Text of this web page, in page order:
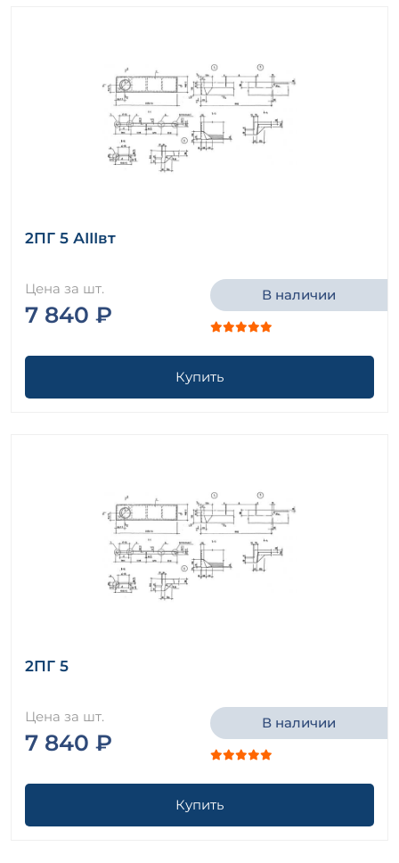
2ПГ 5 АIIIвт
Цена за шт.
7 840 ₽
В наличии
Купить
2ПГ 5
Цена за шт.
7 840 ₽
В наличии
Купить